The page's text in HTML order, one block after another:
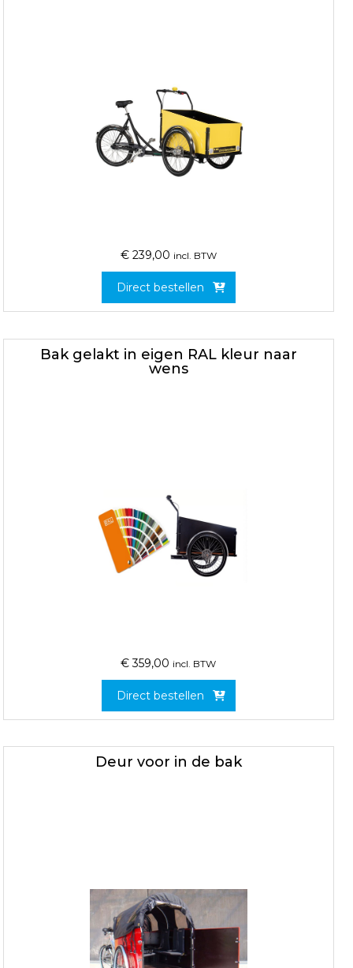
€ 239,00 incl. BTW
Direct bestellen
Bak gelakt in eigen RAL kleur naar
wens
€ 359,00 incl. BTW
Direct bestellen
Deur voor in de bak